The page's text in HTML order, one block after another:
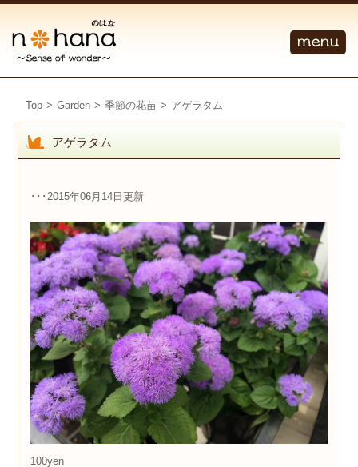
Top > Garden > 季節の花苗 > アゲラタム
アゲラタム
･･･2015年06月14日更新
100yen